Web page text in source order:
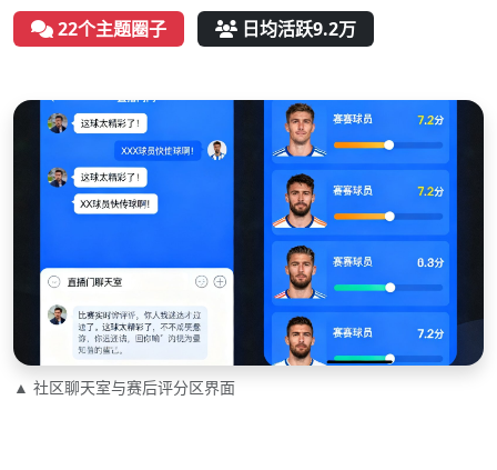
22个主题圈子 日均活跃9.2万
▲ 社区聊天室与赛后评分区界面